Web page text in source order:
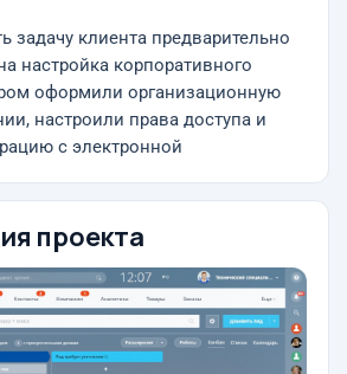
задачу клиента предварительно
настройка корпоративного
оформили организационную
настроили права доступа и
с электронной
проекта